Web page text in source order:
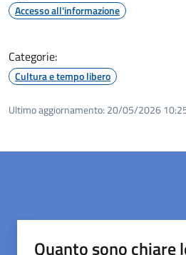
Accesso all'informazione
Categorie:
Cultura e tempo libero
Ultimo aggiornamento: 20/05/2026
Quanto sono chiare